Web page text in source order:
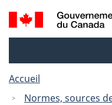
Recherche
et
Accueil
Normes, sources